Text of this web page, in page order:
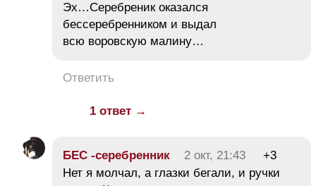
Эх…Серебреник оказался
бессеребренником и выдал
всю воровскую малину…
Ответить
1 ответ →
БЕC -серебренник 2 окт, 21:43
+3
Нет я молчал, а глазки бегали, и ручки